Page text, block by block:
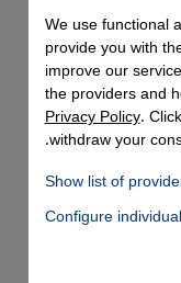
، مولودة في برلين عام 1994، درست التاريخ
منحة دراسية في
تخرجها، عملت بعد
ثم أصبحت محررة في
مجلة Good Impact ومحررة مستقلة في مجلة Zeit Online و
taz. تعمل محررة في مجلة Kulturaustausch منذ يونيو/حزيران
We use functional
provide you with
improve our
the providers and
Privacy Policy.
withdraw your
Show list of
Instagram
Configure